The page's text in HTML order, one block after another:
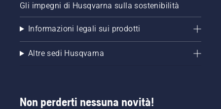
Gli impegni di Husqvarna sulla sostenibilità
Informazioni legali sui prodotti
Altre sedi Husqvarna
Non perderti nessuna novità!